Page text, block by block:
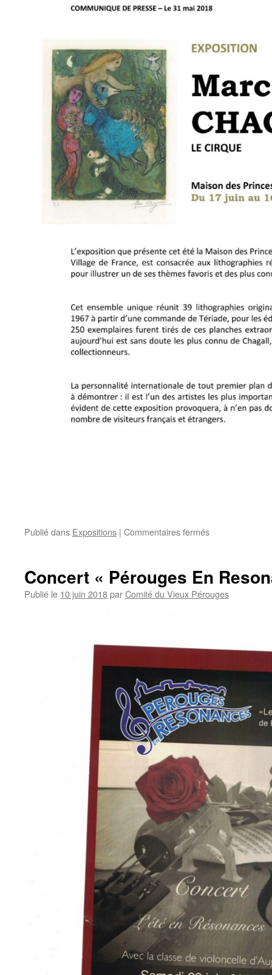
Publié dans Expositions | Commentaires ferméssur
Concert « Pérouges En
Publié le 10 juin 2018parComité du Vieux Pérouges